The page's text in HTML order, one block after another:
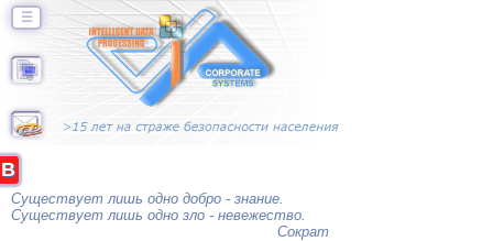
☰
Существует лишь одно добро - знание.
Существует лишь одно зло - невежество.
Сократ
B